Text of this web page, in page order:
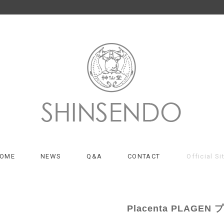
NEWS Q&A CONTACT Official
Placenta PLAGEN プ